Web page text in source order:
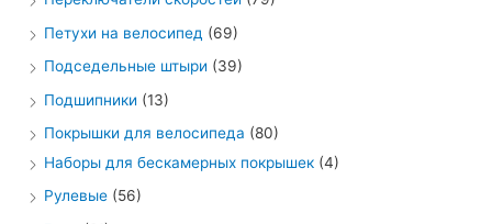
Петухи на велосипед (69)
Подседельные штыри (39)
Подшипники (13)
Покрышки для велосипеда (80)
Наборы для бескамерных покрышек (4)
Рулевые (56)